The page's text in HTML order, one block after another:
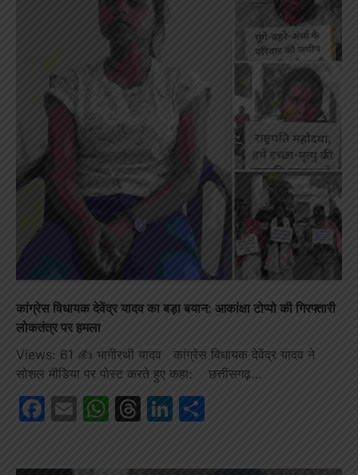
कांग्रेस विधायक देवेंद्र यादव का बड़ा बयान: आकांक्षा टोप्पो की गिरफ्तारी
लोकतंत्र पर हमला
Views: 61 ✍️ भागीरथी यादव कांग्रेस विधायक देवेंद्र यादव ने
सोशल मीडिया पर पोस्ट करते हुए कहा: छत्तीसगढ़…
Facebook
EmailWhatsApp
Threads
LinkedIn